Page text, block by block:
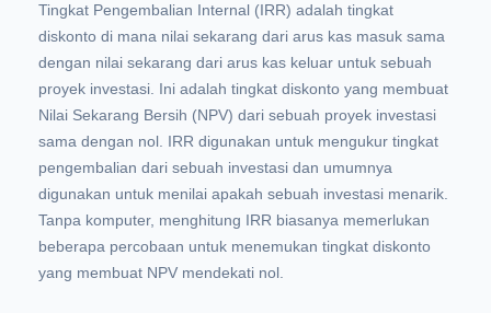
Tingkat Pengembalian Internal (IRR) adalah tingkat
diskonto di mana nilai sekarang dari arus kas masuk sama
dengan nilai sekarang dari arus kas keluar untuk sebuah
proyek investasi. Ini adalah tingkat diskonto yang membuat
Nilai Sekarang Bersih (NPV) dari sebuah proyek investasi
sama dengan nol. IRR digunakan untuk mengukur tingkat
pengembalian dari sebuah investasi dan umumnya
digunakan untuk menilai apakah sebuah investasi menarik.
Tanpa komputer, menghitung IRR biasanya memerlukan
beberapa percobaan untuk menemukan tingkat diskonto
yang membuat NPV mendekati nol.